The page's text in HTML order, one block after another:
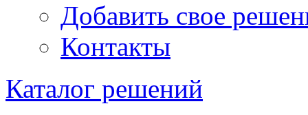
Добавить свое
Контакты
Каталог решений